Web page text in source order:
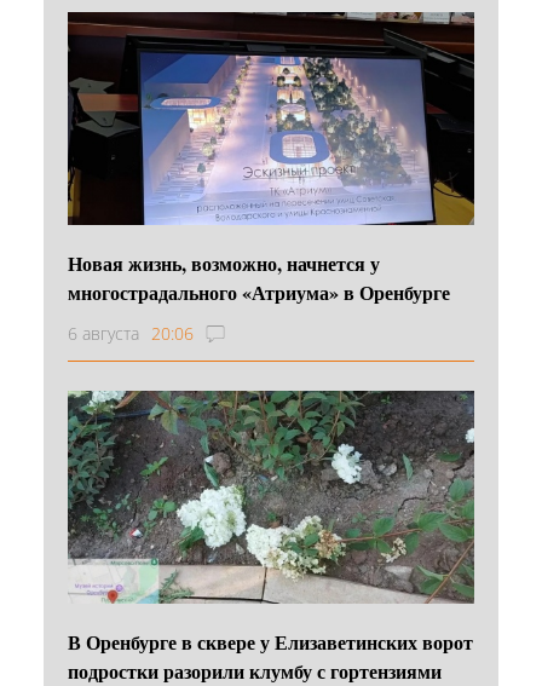
Новая жизнь, возможно, начнется у
многострадального «Атриума» в Оренбурге
6 августа 20:06
В Оренбурге в сквере у Елизаветинских ворот
подростки разорили клумбу с гортензиями